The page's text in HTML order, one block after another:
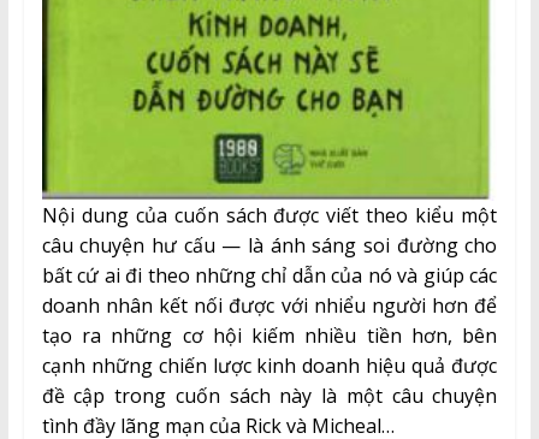
Nội dung của cuốn sách được viết theo kiểu một
câu chuyện hư cấu — là ánh sáng soi đường cho
bất cứ ai đi theo những chỉ dẫn của nó và giúp các
doanh nhân kết nối được với nhiểu người hơn để
tạo ra những cơ hội kiếm nhiều tiền hơn, bên
cạnh những chiến lược kinh doanh hiệu quả được
đề cập trong cuốn sách này là một câu chuyện
tình đầy lãng mạn của Rick và Micheal…